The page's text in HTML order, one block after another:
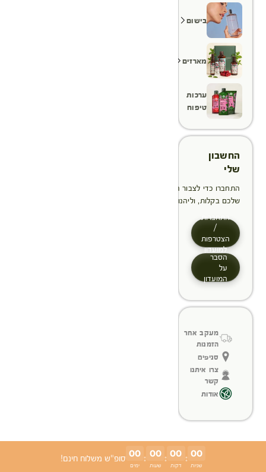
בישום
מארזים
ערכות
טיפוח
החשבון
שלי
התחברו כדי לצבור הטבות, לנהל ולעקוב אחר ההזמנות
שלכם בקלות, וליהנות מתהליך תשלום מהיר יותר
התחברות
/
הצטרפות
למועדון
הסבר
על
המועדון
מעקב אחר
הזמנות
סניפים
צרו איתנו
קשר
אודות
00
ימים
: 00
שעות
: 00
דקות
: 00
שניות
סופ"ש משלוח חינם!